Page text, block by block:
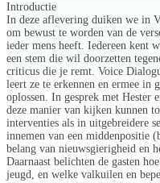
Introductie
In deze aflevering duiken we in
om bewust te worden van de
ieder mens heeft. Iedereen kent
een stem die wil doorzetten
criticus die je remt. Voice
leert ze te erkennen en ermee in
oplossen. In gesprek met Hester
deze manier van kijken kunnen
interventies als in uitgebreidere
innemen van een middenpositie
belang van nieuwsgierigheid en
Daarnaast belichten de gasten
jeugd, en welke valkuilen en